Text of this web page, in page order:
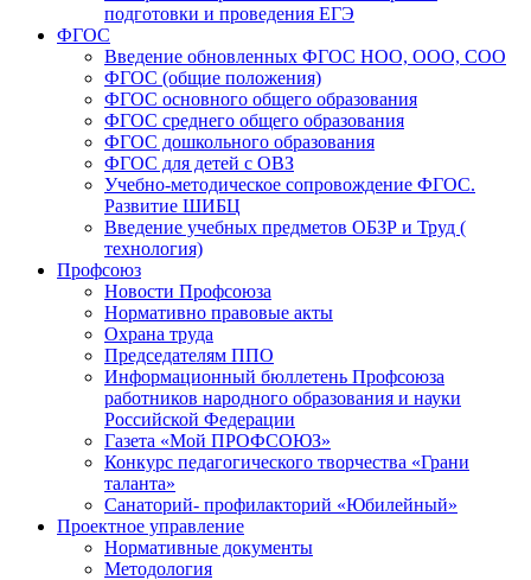
подготовки и проведения ЕГЭ
ФГОС
Введение обновленных ФГОС НОО, ООО, СОО
ФГОС (общие положения)
ФГОС основного общего образования
ФГОС среднего общего образования
ФГОС дошкольного образования
ФГОС для детей с ОВЗ
Учебно-методическое сопровождение ФГОС.
Развитие ШИБЦ
Введение учебных предметов ОБЗР и Труд (
технология)
Профсоюз
Новости Профсоюза
Нормативно правовые акты
Охрана труда
Председателям ППО
Информационный бюллетень Профсоюза
работников народного образования и науки
Российской Федерации
Газета «Мой ПРОФСОЮЗ»
Конкурс педагогического творчества «Грани
таланта»
Санаторий- профилакторий «Юбилейный»
Проектное управление
Нормативные документы
Методология